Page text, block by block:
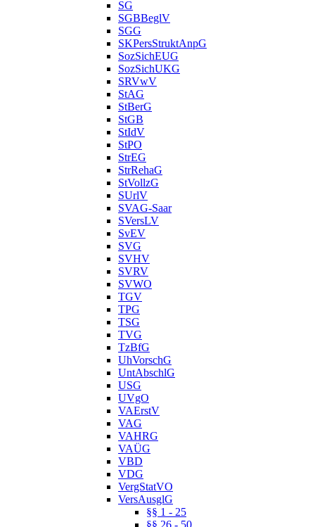
SG
SGBBeglV
SGG
SKPersStruktAnpG
SozSichEUG
SozSichUKG
SRVwV
StAG
StBerG
StGB
StIdV
StPO
StrEG
StrRehaG
StVollzG
SUrlV
SVAG-Saar
SVersLV
SvEV
SVG
SVHV
SVRV
SVWO
TGV
TPG
TSG
TVG
TzBfG
UhVorschG
UntAbschlG
USG
UVgO
VAErstV
VAG
VAHRG
VAÜG
VBD
VDG
VergStatVO
VersAusglG
§§ 1 - 25
§§ 26 - 50